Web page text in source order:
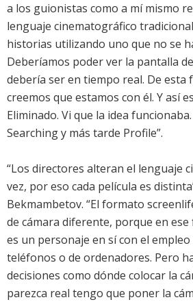
a los guionistas como a mí mismo
lenguaje cinematográfico
historias utilizando uno que no se
Deberíamos poder ver la pantalla
debería ser en tiempo real. De esta
creemos que estamos con él. Y así
Eliminado. Vi que la idea
Searching y más tarde Profile”.
“Los directores alteran el lenguaje
vez, por eso cada película es
Bekmambetov. “El formato
de cámara diferente, porque en
es un personaje en sí con el empleo
teléfonos o de ordenadores. Pero
decisiones como dónde colocar la
parezca real tengo que poner la